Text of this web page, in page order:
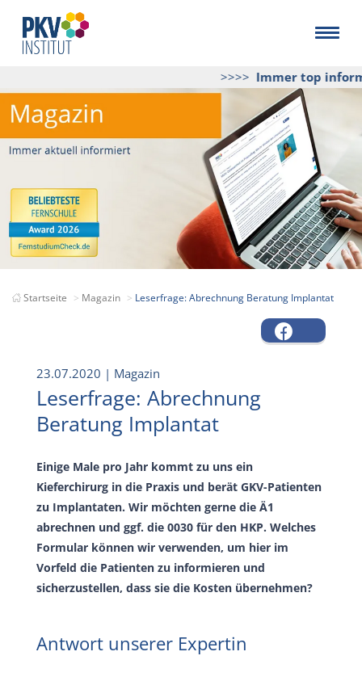
>>>>Immer top
Startseite Magazin Leserfrage: Abrechnung Beratung Implantat
23.07.2020 | Magazin
Leserfrage: Abrechnung
Beratung Implantat
Einige Male pro Jahr kommt zu uns ein
Kieferchirurg in die Praxis und berät GKV-Patienten
zu Implantaten. Wir möchten gerne die Ä1
abrechnen und ggf. die 0030 für den HKP. Welches
Formular können wir verwenden, um hier im
Vorfeld die Patienten zu informieren und
sicherzustellen, dass sie die Kosten übernehmen?
Antwort unserer Expertin